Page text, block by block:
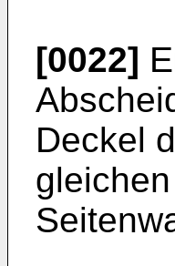
[0022]
Deckel